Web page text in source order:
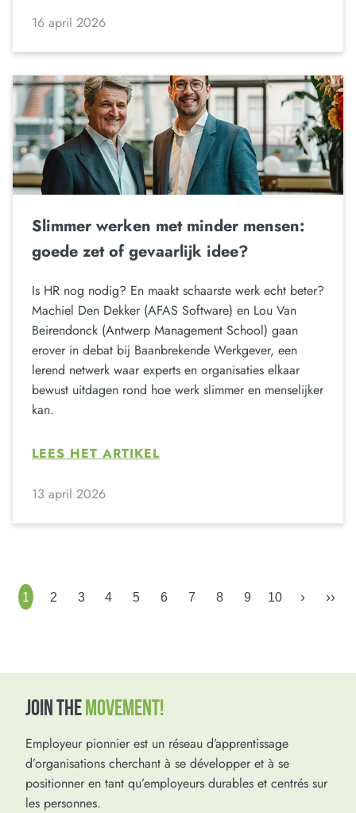
16 april 2026
Slimmer werken met minder mensen:
goede zet of gevaarlijk idee?
Is HR nog nodig? En maakt schaarste werk echt beter?
Machiel Den Dekker (AFAS Software) en Lou Van
Beirendonck (Antwerp Management School) gaan
erover in debat bij Baanbrekende Werkgever, een
lerend netwerk waar experts en organisaties elkaar
bewust uitdagen rond hoe werk slimmer en menselijker
kan.
LEES HET ARTIKEL
13 april 2026
1 2 3 4 5 6 7 8 9 10 › ››
JOIN THEMOVEMENT!
Employeur pionnier est un réseau d’apprentissage
d’organisations cherchant à se développer et à se
positionner en tant qu’employeurs durables et centrés sur
les personnes.